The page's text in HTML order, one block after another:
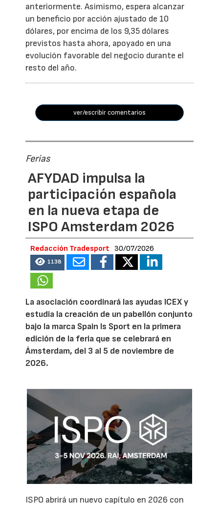
anteriormente. Asimismo, espera alcanzar
un beneficio por acción ajustado de 10
dólares, por encima de los 9,35 dólares
previstos hasta ahora, apoyado en una
evolución favorable del negocio durante el
resto del año.
ver/escribir comentarios
Ferias
AFYDAD impulsa la
participación española
en la nueva etapa de
ISPO Amsterdam 2026
Redacción Tradesport 30/07/2026
1138
La asociación coordinará las ayudas ICEX y
estudia la creación de un pabellón conjunto
bajo la marca Spain Is Sport en la primera
edición de la feria que se celebrará en
Ámsterdam, del 3 al 5 de noviembre de
2026.
ISPO abrirá un nuevo capítulo en 2026 con